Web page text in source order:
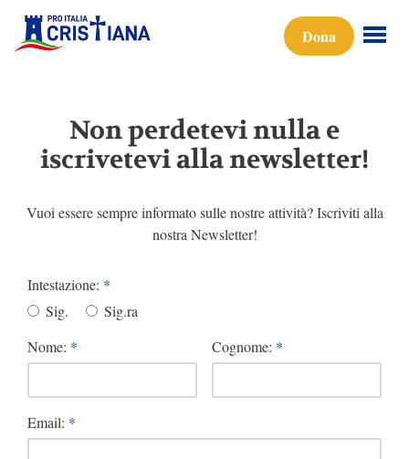
Dona
Non perdetevi nulla e
iscrivetevi alla newsletter!
Vuoi essere sempre informato sulle nostre attività? Iscriviti alla
nostra Newsletter!
Intestazione: *
Sig.
Sig.ra
Nome: * Cognome: *
Email: *